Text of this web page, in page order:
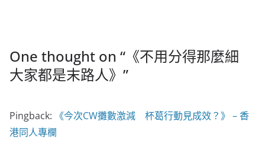
One thought on “ 《不用分得那麼細
大家都是末路人》 ”
Pingback: 《今次CW攤數激減 杯葛行動見成效？》 – 香
港同人專欄